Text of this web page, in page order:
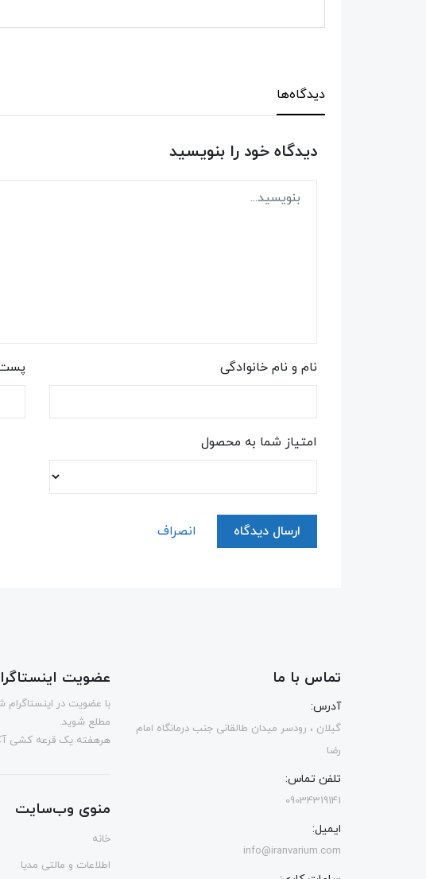
دیدگاه‌ها
دیدگاه خود را بنویسید
نام و نام خانوادگی پست
امتیاز شما به محصول
ارسال دیدگاه انصراف
تماس با ما
آدرس:
گیلان ، رودسر میدان طالقانی جنب درمانگاه امام
رضا
تلفن تماس:
09034319141
ایمیل:
info@iranvarium.com
عضویت
با عضویت در اینستاگرام
مطلع شوید.
هرهفته یک قرعه کشی
منوی وب‌سایت
خانه
اطلاعات و مالتی مدیا